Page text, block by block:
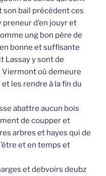
bail précédent ces
preneur d’en jouyr et
ung bon père de
bonne et suffisante
Lassay y sont de
où demeure
les rendre à la fin du
abattre aucun bois
de coupper et
arbres et hayes qui de
et en temps et
et debvoirs deubz